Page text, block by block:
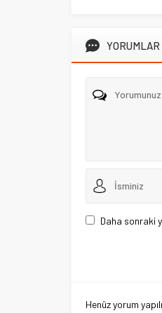
YORUMLAR
Daha sonraki
Henüz yorum